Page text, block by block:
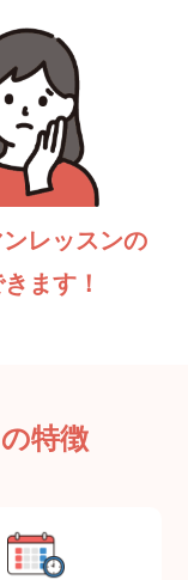
レッスンの
ます！
特徴